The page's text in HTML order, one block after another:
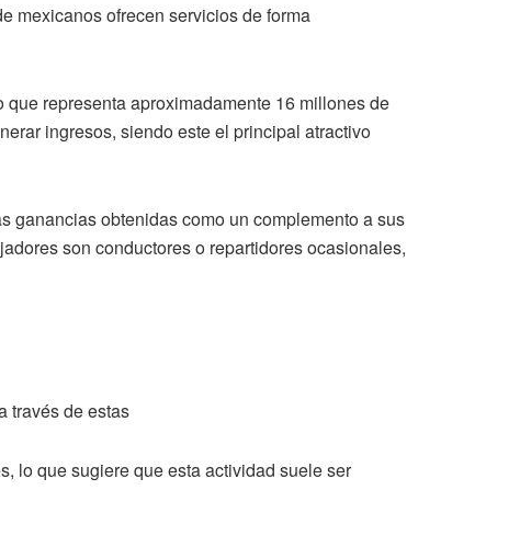
mexicanos ofrecen servicios de forma
representa aproximadamente 16 millones de
ingresos, siendo este el principal atractivo
ganancias obtenidas como un complemento a sus
son conductores o repartidores ocasionales,
través de estas
lo que sugiere que esta actividad suele ser